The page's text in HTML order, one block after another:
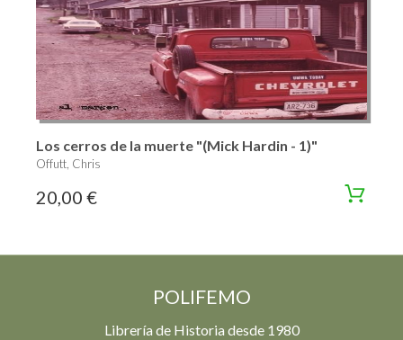
Los cerros de la muerte "(Mick Hardin - 1)"
Offutt, Chris
20,00 €
POLIFEMO
Librería de Historia desde 1980